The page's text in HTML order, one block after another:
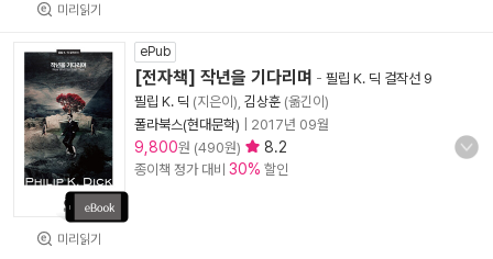
미리읽기
미리읽기
ePub
[전자책] 작년을 기다리며 - 필립 K. 딕 걸작선 9
필립 K. 딕 (지은이), 김상훈 (옮긴이)
폴라북스(현대문학)
2017년 09월
9,800원 (490원) 8.2
종이책 정가 대비 30% 할인